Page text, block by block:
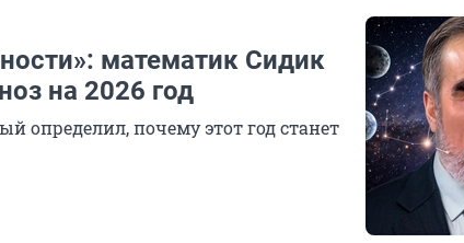
математик Сидик
на 2026 год
определил, почему этот год станет